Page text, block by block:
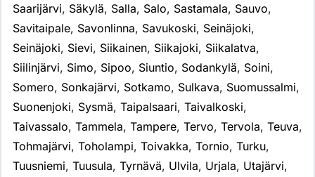
Saarijärvi, Säkylä, Salla, Salo, Sastamala, Sauvo,
Savitaipale, Savonlinna, Savukoski, Seinäjoki,
Seinäjoki, Sievi, Siikainen, Siikajoki, Siikalatva,
Siilinjärvi, Simo, Sipoo, Siuntio, Sodankylä, Soini,
Somero, Sonkajärvi, Sotkamo, Sulkava, Suomussalmi,
Suonenjoki, Sysmä, Taipalsaari, Taivalkoski,
Taivassalo, Tammela, Tampere, Tervo, Tervola, Teuva,
Tohmajärvi, Toholampi, Toivakka, Tornio, Turku,
Tuusniemi, Tuusula, Tyrnävä, Ulvila, Urjala, Utajärvi,